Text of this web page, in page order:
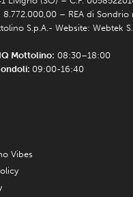
8.772.000,00 – REA di Sondrio
S.p.A.- Website: Webtek
Mottolino: 08:30–18:00
09:00-16:40
Vibes